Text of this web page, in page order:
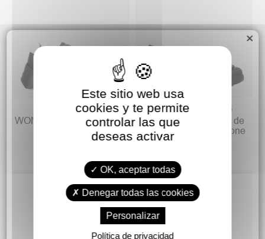
128,95 €
WONDERS Zapato casual
sport piel confort
59,90 € 114,95 €
WONDERS Mocasín de
vestir piel charol Simone
×
Este sitio web usa
cookies y te permite
controlar las que
deseas activar
OK, aceptar todas
Denegar todas las cookies
Personalizar
Política de privacidad